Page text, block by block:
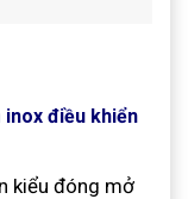
inox điều khiển
kiểu đóng mở